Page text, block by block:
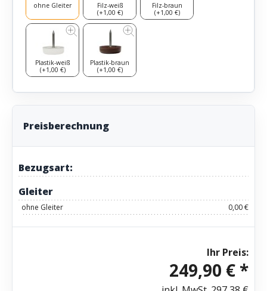
ohne Gleiter
Filz-weiß
(+1,00 €)
Filz-braun
(+1,00 €)
Plastik-weiß
(+1,00 €)
Plastik-braun
(+1,00 €)
Preisberechnung
Bezugsart:
Gleiter
ohne Gleiter 0,00 €
Ihr Preis:
249,90 € *